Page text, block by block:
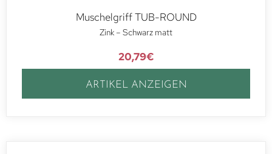
Muschelgriff TUB-ROUND
Zink – Schwarz matt
20,79€
ARTIKEL ANZEIGEN